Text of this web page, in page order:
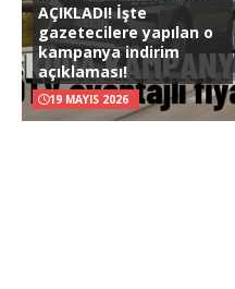
AÇIKLADI! İşte
gazetecilere yapılan o
kampanya indirim
açıklaması!
19 MAYIS 2026